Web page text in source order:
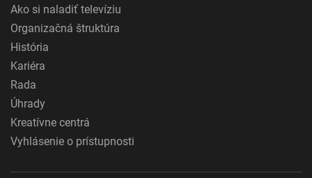
Ako si naladiť televíziu
Organizačná štruktúra
História
Kariéra
Rada
Úhrady
Kreatívne centrá
Vyhlásenie o prístupnosti